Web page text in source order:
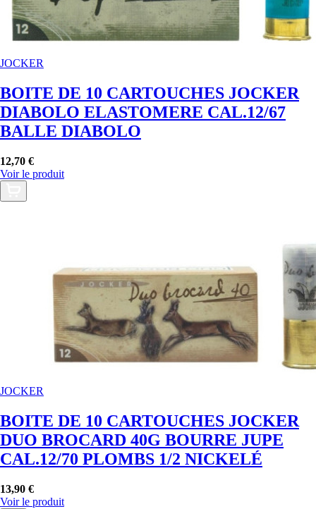
JOCKER
BOITE DE 10 CARTOUCHES JOCKER
DIABOLO ELASTOMERE CAL.12/67
BALLE DIABOLO
12,70 €
Voir le produit
JOCKER
BOITE DE 10 CARTOUCHES JOCKER
DUO BROCARD 40G BOURRE JUPE
CAL.12/70 PLOMBS 1/2 NICKELÉ
13,90 €
Voir le produit